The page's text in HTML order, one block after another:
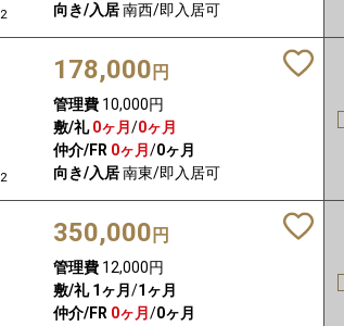
2
向き/入居南西/即入居可
2
178,000 円
管理費10,000円
敷/礼 0ヶ月 /0ヶ月
仲介/FR 0ヶ月 /0ヶ月
向き/入居南東/即入居可
350,000 円
管理費12,000円
敷/礼 1ヶ月 /1ヶ月
仲介/FR 0ヶ月 /0ヶ月